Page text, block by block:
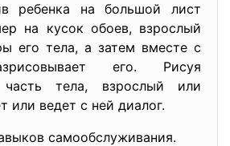
ребенка на большой лист
на кусок обоев, взрослый
его тела, а затем вместе с
его. Рисуя
часть тела, взрослый или
или ведет с ней диалог.
самообслуживания.